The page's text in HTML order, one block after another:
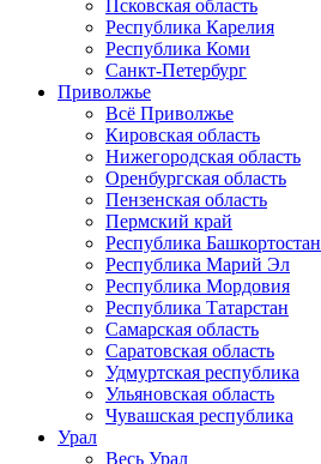
Псковская область
Республика Карелия
Республика Коми
Санкт-Петербург
Приволжье
Всё Приволжье
Кировская область
Нижегородская область
Оренбургская область
Пензенская область
Пермский край
Республика Башкортостан
Республика Марий Эл
Республика Мордовия
Республика Татарстан
Самарская область
Саратовская область
Удмуртская республика
Ульяновская область
Чувашская республика
Урал
Весь Урал